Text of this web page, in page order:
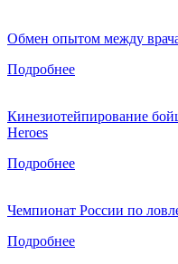
Обмен опытом между
Подробнее
Кинезиотейпирование
Heroes
Подробнее
Чемпионат России по
Подробнее